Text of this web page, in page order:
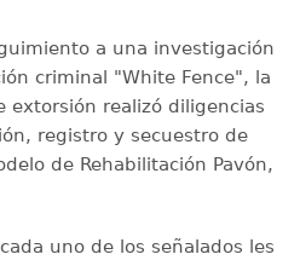
a una investigación
criminal "White Fence", la
extorsión realizó diligencias
registro y secuestro de
de Rehabilitación Pavón,
uno de los señalados les